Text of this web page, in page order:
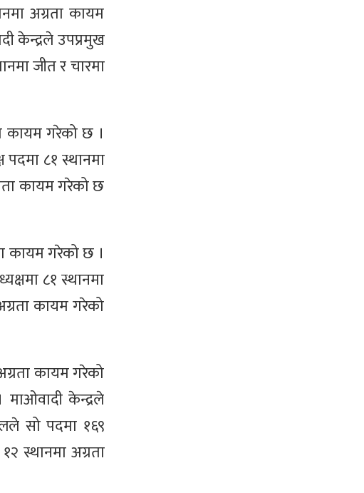
अग्रता कायम
केन्द्रले उपप्रमुख
जीत र चारमा
कायम गरेको छ ।
८१ स्थानमा
कायम गरेको छ
कायम गरेको छ ।
८१ स्थानमा
कायम गरेको
कायम गरेको
केन्द्रले
सो पदमा १६९
स्थानमा अग्रता